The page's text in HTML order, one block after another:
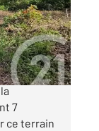
7
ce terrain